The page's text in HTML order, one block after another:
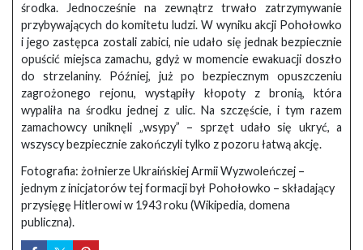
środka. Jednocześnie na zewnątrz trwało zatrzymywanie
przybywających do komitetu ludzi. W wyniku akcji Pohołowko
i jego zastępca zostali zabici, nie udało się jednak bezpiecznie
opuścić miejsca zamachu, gdyż w momencie ewakuacji doszło
do strzelaniny. Później, już po bezpiecznym opuszczeniu
zagrożonego rejonu, wystąpiły kłopoty z bronią, która
wypaliła na środku jednej z ulic. Na szczęście, i tym razem
zamachowcy uniknęli „wsypy” – sprzęt udało się ukryć, a
wszyscy bezpiecznie zakończyli tylko z pozoru łatwą akcję.
Fotografia: żołnierze Ukraińskiej Armii Wyzwoleńczej –
jednym z inicjatorów tej formacji był Pohołowko – składający
przysięgę Hitlerowi w 1943 roku (Wikipedia, domena
publiczna).